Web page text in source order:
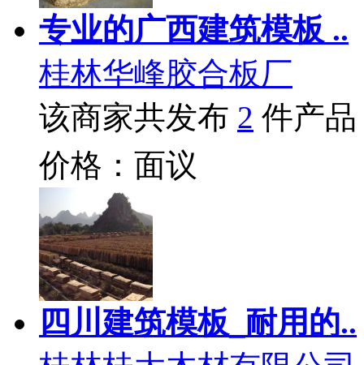
专业的广西建筑模板 ..
桂林华峰胶合板厂
该商家共发布 2 件产品
价格：面议
四川建筑模板_耐用的..